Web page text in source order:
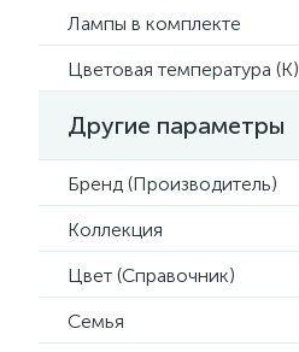
Лампы в комплекте
Цветовая температура (К)
Другие параметры
Бренд (Производитель)
Коллекция
Цвет (Справочник)
Семья